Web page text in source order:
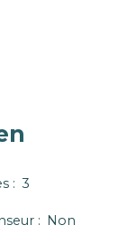
: 3
: Non